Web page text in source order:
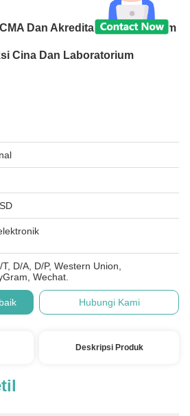
Dan Akreditasi Laboratorium
Cina Dan Laboratorium
D/A, D/P, Western Union,
Wechat.
Hubungi Kami
Deskripsi Produk